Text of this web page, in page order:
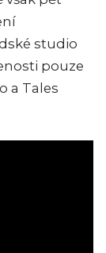
studio
pouze
a Tales